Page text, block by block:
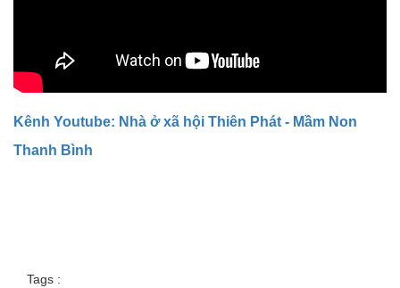
Kênh Youtube: Nhà ở xã hội Thiên Phát - Mầm Non
Thanh Bình
Tags :